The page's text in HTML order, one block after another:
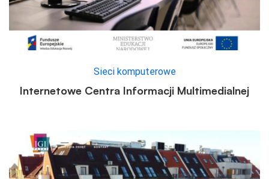
Sieci komputerowe
Internetowe Centra Informacji Multimedialnej